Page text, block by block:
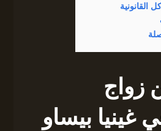
القانونية
زواج
غينيا بيساو